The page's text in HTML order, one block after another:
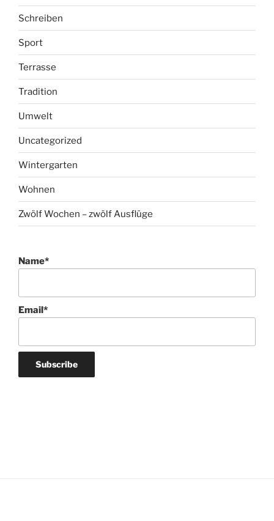
Schreiben
Sport
Terrasse
Tradition
Umwelt
Uncategorized
Wintergarten
Wohnen
Zwölf Wochen – zwölf Ausflüge
Name*
Email*